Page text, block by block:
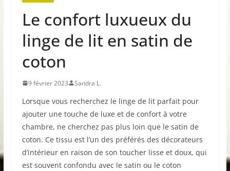
Le confort luxueux du
linge de lit en satin de
coton
9 février 2023 Sandra L.
Lorsque vous recherchez le linge de lit parfait pour
ajouter une touche de luxe et de confort à votre
chambre, ne cherchez pas plus loin que le satin de
coton. Ce tissu est l’un des préférés des décorateurs
d’intérieur en raison de son toucher lisse et doux, qui
est souvent confondu avec le satin ou le coton